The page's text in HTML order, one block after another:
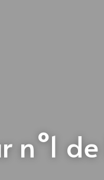
n°1